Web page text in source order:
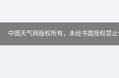
中国天气网版权所有，未经书面授权